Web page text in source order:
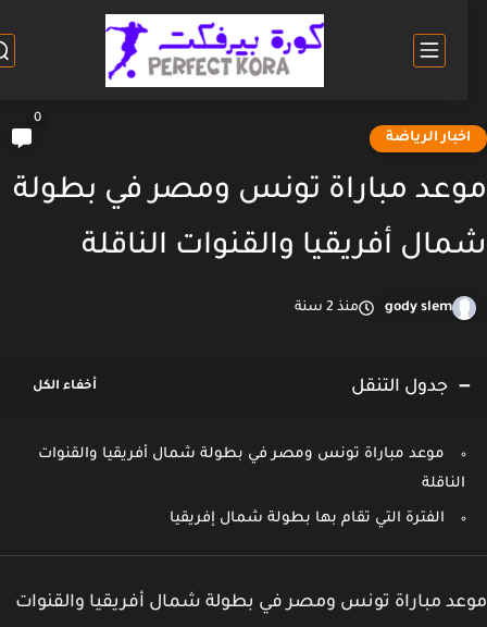
الرياضة
مباراة تونس ومصر في بطولة
أفريقيا والقنوات الناقلة
gody slem منذ 2 سنة
جدول التنقل
موعد مباراة تونس ومصر في بطولة شمال أفريقيا والقنوات
الناقلة
الفترة التي تقام بها بطولة شمال إفريقيا
مباراة تونس ومصر في بطولة شمال أفريقيا والقنوات